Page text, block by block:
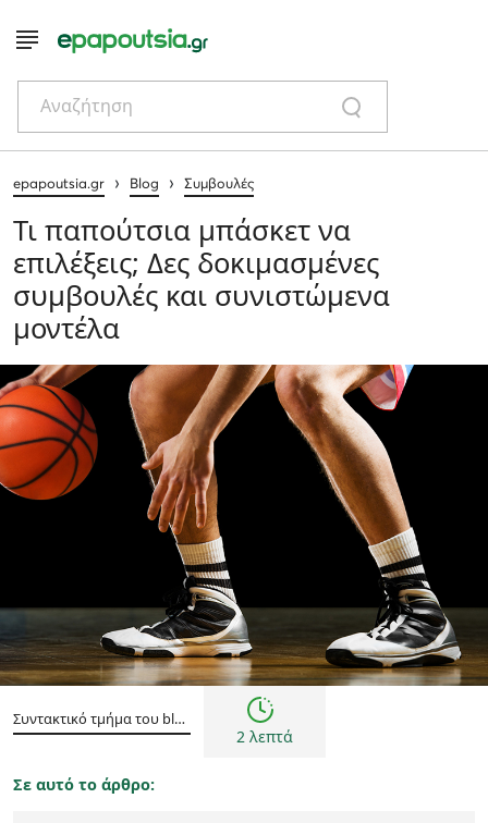
Αναζήτηση
epapoutsia.gr › Blog › Συμβουλές
Τι παπούτσια μπάσκετ να
επιλέξεις; Δες δοκιμασμένες
συμβουλές και συνιστώμενα
μοντέλα
Συμβουλές
Συντακτικό τμήμα του blog epapoutsia.gr
2 λεπτά
Σε αυτό το άρθρο: